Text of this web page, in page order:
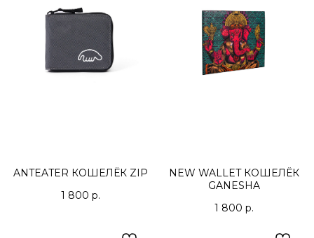
ANTEATER КОШЕЛЁК ZIP
1 800 р.
NEW WALLET КОШЕЛЁК
GANESHA
1 800 р.